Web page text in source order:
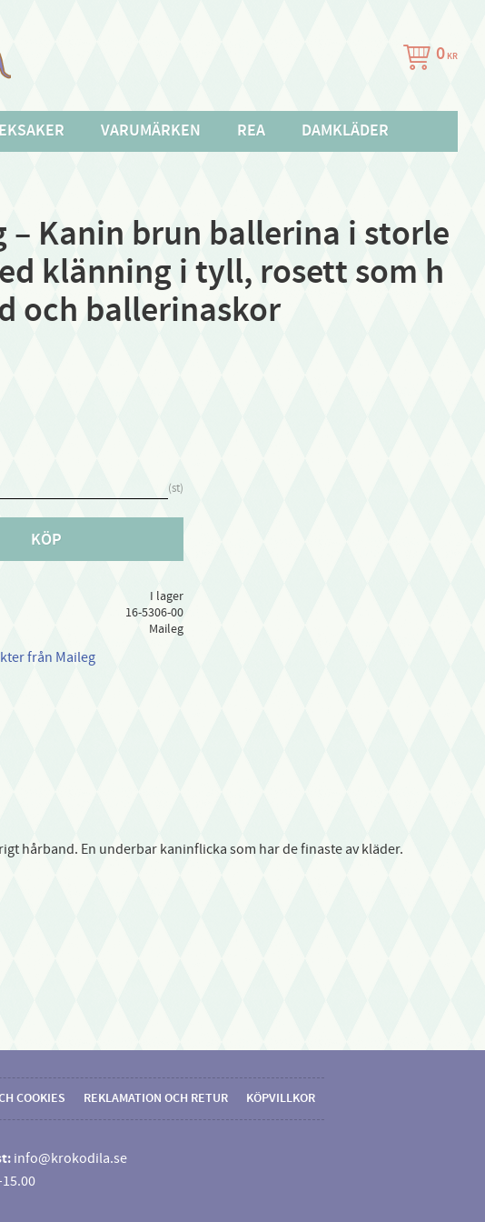
0 KR
VARUMÄRKEN REA DAMKLÄDER
– Kanin brun ballerina i storle
klänning i tyll, rosett som h
och ballerinaskor
st
KÖP
I lager
16-5306-00
Maileg
från Maileg
hårband. En underbar kaninflicka som har de finaste av kläder.
COOKIES REKLAMATION OCH RETUR KÖPVILLKOR
info@krokodila.se